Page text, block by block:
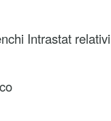
Intrastat